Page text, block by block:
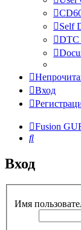
Self
DTC
Вход
Fusion
Поиск
Вход
Имя